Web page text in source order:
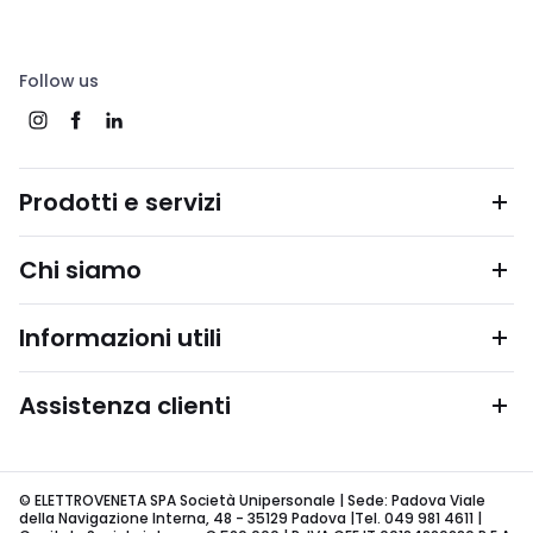
Follow us
Prodotti e servizi
Chi siamo
Informazioni utili
Assistenza clienti
© ELETTROVENETA SPA Società Unipersonale | Sede: Padova Viale
della Navigazione Interna, 48 - 35129 Padova |Tel. 049 981 4611 |